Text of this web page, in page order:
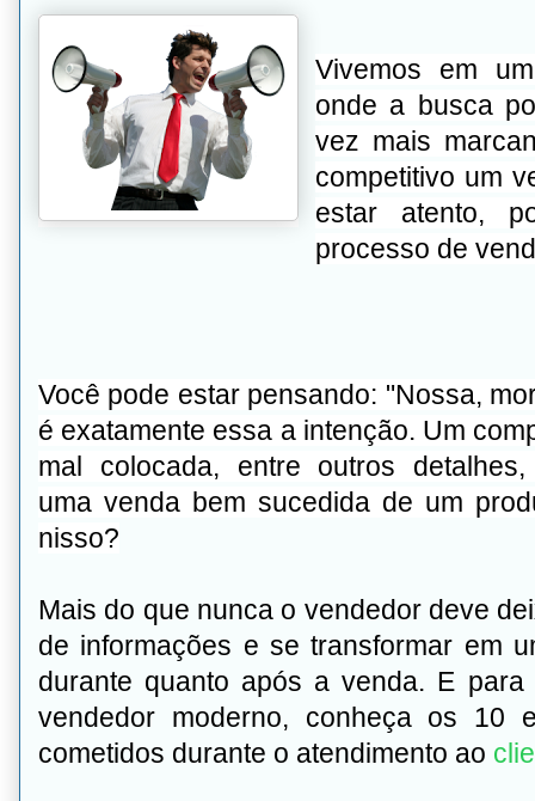
Vivemos em
onde a busca
vez mais
competitivo um
estar atento,
processo de
Você pode estar pensando: "Nossa,
é exatamente essa a intenção. Um
mal colocada, entre outros
uma venda bem sucedida de um
nisso?
Mais do que nunca o vendedor deve
de informações e se transformar em
durante quanto após a venda. E
vendedor moderno, conheça os 10
cometidos durante o atendimento ao